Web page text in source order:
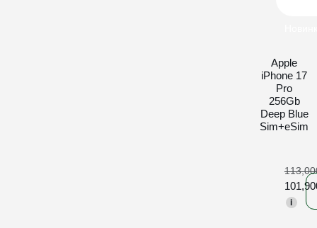
Apple
iPhone 17
Pro
256Gb
Deep Blue
Sim+eSim
i